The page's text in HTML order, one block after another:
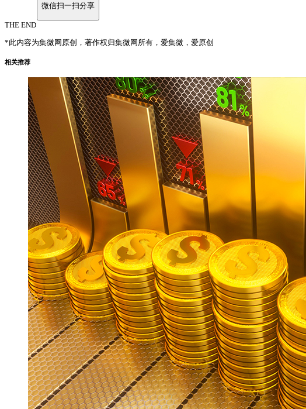
微信扫一扫分享
THE END
*此内容为集微网原创，著作权归集微网所有，爱集微，爱原创
相关推荐